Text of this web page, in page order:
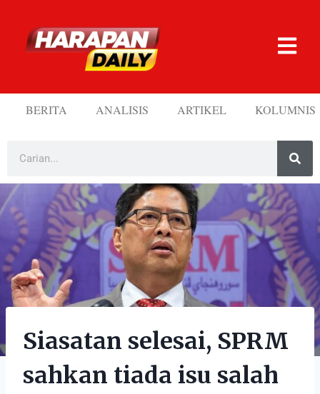
BERITA ANALISIS ARTIKEL KOLUMNIS
Siasatan selesai, SPRM
sahkan tiada isu salah